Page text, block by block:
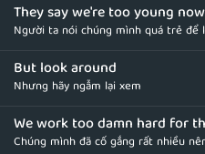
They say we're too young
Người ta nói chúng mình quá trẻ để
But look around
Nhưng hãy ngẫm lại xem
We work too damn hard for
Chúng mình đã cố gắng rất nhiều